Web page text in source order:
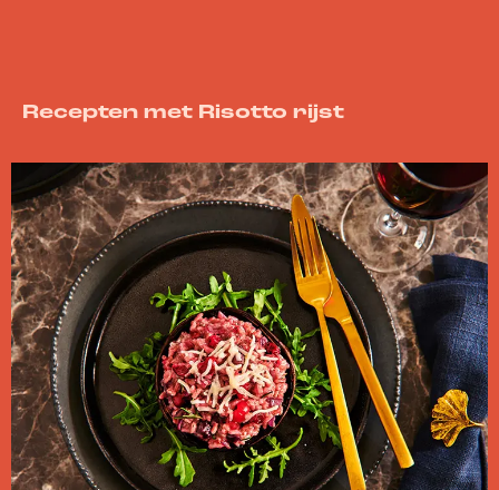
Recepten met Risotto rijst